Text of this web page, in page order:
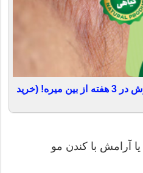
جای هر زخم و بخیه با این روش در 3 هفته از بین میره! (خرید
آرامش با کندن مو